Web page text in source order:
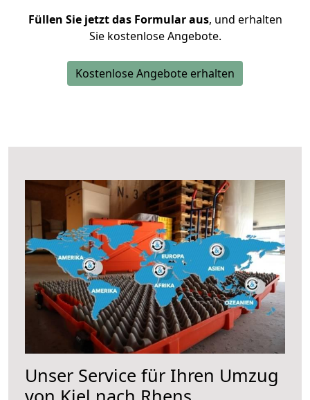
Füllen Sie jetzt das Formular aus, und erhalten
Sie kostenlose Angebote.
Kostenlose Angebote erhalten
Unser Service für Ihren Umzug